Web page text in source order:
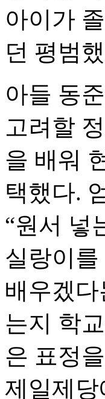
아이가
던 평범
아들 동
고려할
을 배워
택했다.
“원서 넣
실랑이
배우겠
는지 학
은 표정
제일제당